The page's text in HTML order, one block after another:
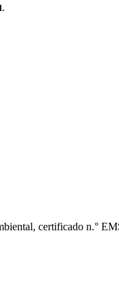
certificado n.°